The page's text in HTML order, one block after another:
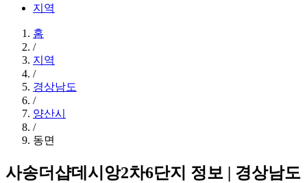
지역
홈
/
지역
/
경상남도
/
양산시
/
동면
사송더샵데시앙2차6단지 정보 | 경상남도